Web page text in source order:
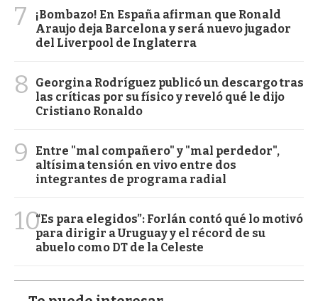
7
¡Bombazo! En España afirman que Ronald
Araujo deja Barcelona y será nuevo jugador
del Liverpool de Inglaterra
8
Georgina Rodríguez publicó un descargo tras
las críticas por su físico y reveló qué le dijo
Cristiano Ronaldo
9
Entre "mal compañero" y "mal perdedor",
altísima tensión en vivo entre dos
integrantes de programa radial
10“Es para elegidos”: Forlán contó qué lo motivó
para dirigir a Uruguay y el récord de su
abuelo como DT de la Celeste